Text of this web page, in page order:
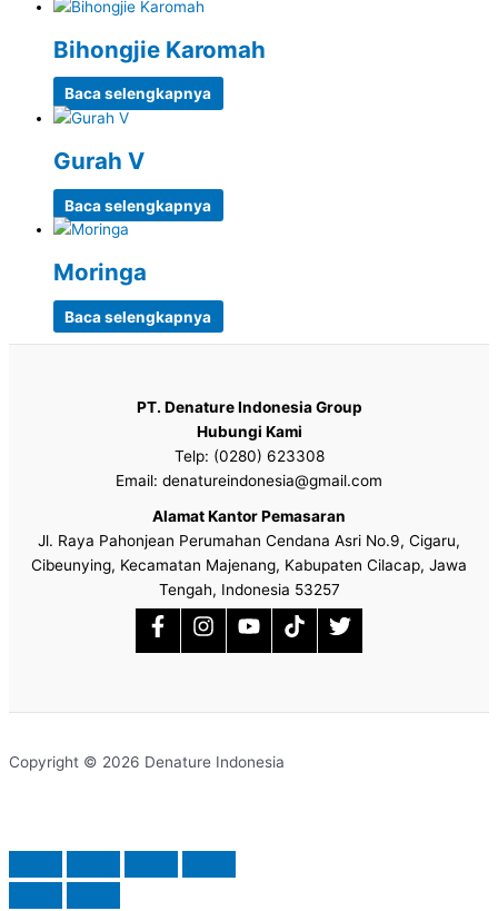
Bihongjie Karomah
Baca selengkapnya
Gurah V
Baca selengkapnya
Moringa
Baca selengkapnya
PT. Denature Indonesia Group
Hubungi Kami
Telp: (0280) 623308
Email: denatureindonesia@gmail.com
Alamat Kantor Pemasaran
Jl. Raya Pahonjean Perumahan Cendana Asri No.9, Cigaru,
Cibeunying, Kecamatan Majenang, Kabupaten Cilacap, Jawa
Tengah, Indonesia 53257
Copyright © 2026 Denature Indonesia